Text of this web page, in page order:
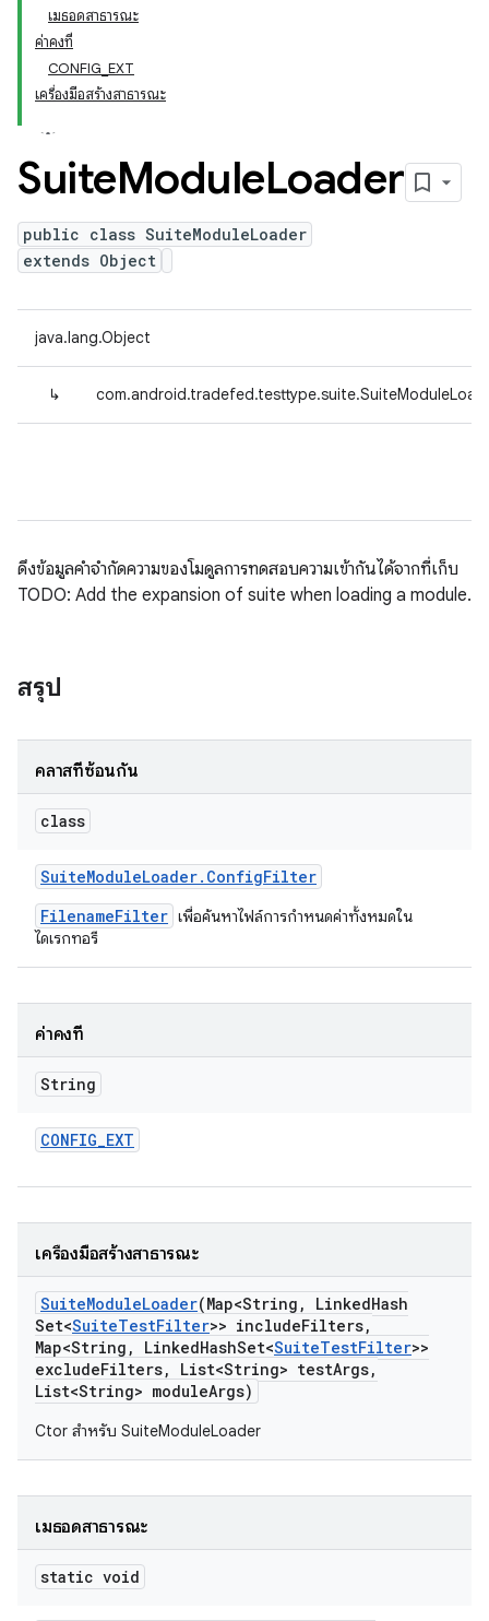
เมธอดสาธารณะ
ค่าคงที่
CONFIG_EXT
เครื่องมือสร้างสาธารณะ
SuiteModuleLoader
public class SuiteModuleLoader
extends Object
java.lang.Object
↳
ดึงข้อมูลคำจำกัดความของโมดูลการทดสอบความเข้ากันได้จากที่เก็บ
TODO: Add the expansion of suite when loading a module.
สรุป
คลาสที่ซ้อนกัน
class
SuiteModuleLoader. ConfigFilter
FilenameFilter เพื่อค้นหาไฟล์การกำหนดค่าทั้งหมดใน
ไดเรกทอรี
ค่าคงที่
String
CONFIG_EXT
เครื่องมือสร้างสาธารณะ
SuiteModuleLoader(Map<String , LinkedHash
Set<SuiteTestFilter>> includeFilters,
Map<String , LinkedHashSet<SuiteTestFilter>>
excludeFilters, List<String> testArgs,
List<String> moduleArgs)
Ctor สำหรับ SuiteModuleLoader
เมธอดสาธารณะ
static void